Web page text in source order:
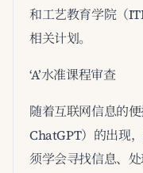
和工艺教育学院（
相关计划。
‘A’水准课程审查
随着互联网信息的
ChatGPT）的出现
须学会寻找信息、